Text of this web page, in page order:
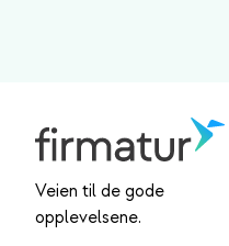
Veien til de gode
opplevelsene.